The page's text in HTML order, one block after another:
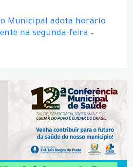
Municipal adota horário
na segunda-feira –